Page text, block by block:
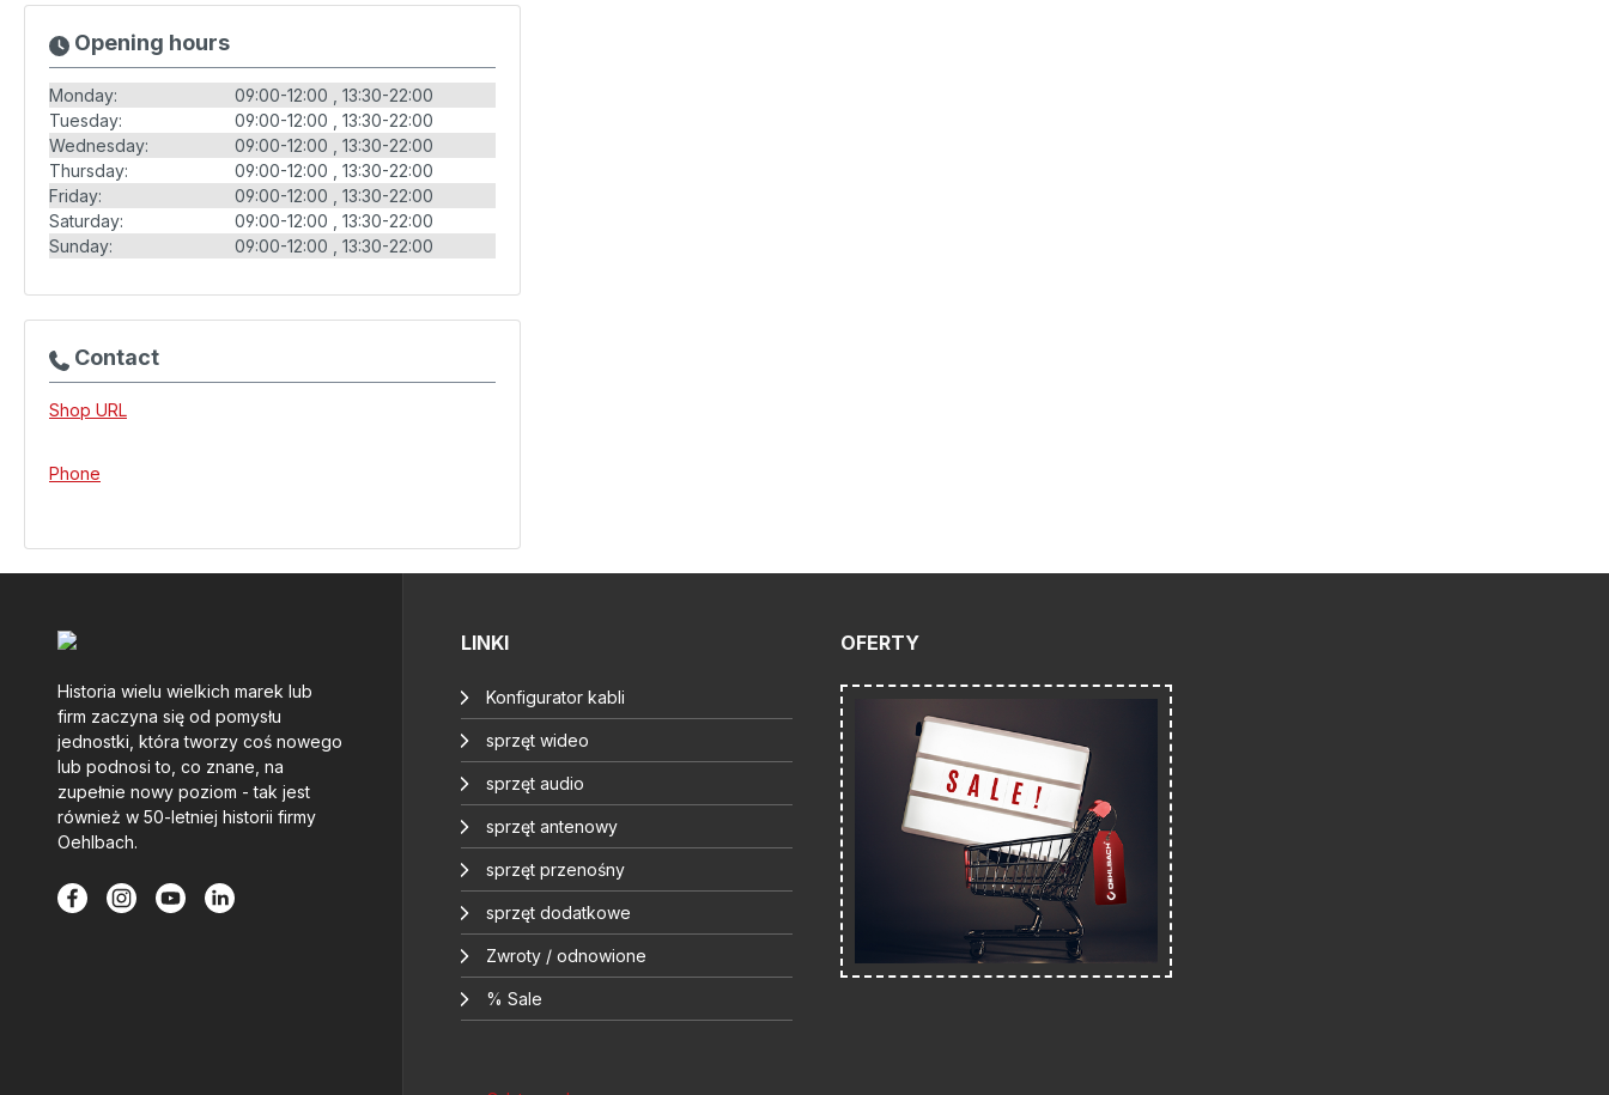
Opening hours
Monday: 09:00-12:00
13:30-22:00
Tuesday:
09:00-12:00
13:30-22:00
Wednesday:
09:00-12:00
13:30-22:00
Thursday:
09:00-12:00
13:30-22:00
Friday:
09:00-12:00
13:30-22:00
Saturday:
09:00-12:00
13:30-22:00
Sunday:
09:00-12:00 13:30-22:00
Contact
Shop URL
Phone
Historia wielu wielkich marek lub
firm zaczyna się od pomysłu
jednostki, która tworzy coś nowego
lub podnosi to, co znane, na
zupełnie nowy poziom - tak jest
również w 50-letniej historii firmy
Oehlbach.
LINKI
Konfigurator kabli
sprzęt wideo
sprzęt audio
sprzęt antenowy
sprzęt przenośny
sprzęt dodatkowe
Zwroty / odnowione
% Sale
OFERTY